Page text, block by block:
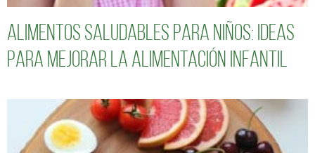
Alimentos saludables para niños: Ideas
para mejorar la alimentación infantil